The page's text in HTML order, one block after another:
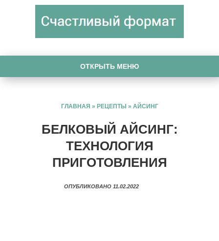
ОТКРЫТЬ МЕНЮ
ГЛАВНАЯ » РЕЦЕПТЫ » АЙСИНГ
БЕЛКОВЫЙ АЙСИНГ:
ТЕХНОЛОГИЯ
ПРИГОТОВЛЕНИЯ
ОПУБЛИКОВАНО 11.02.2022